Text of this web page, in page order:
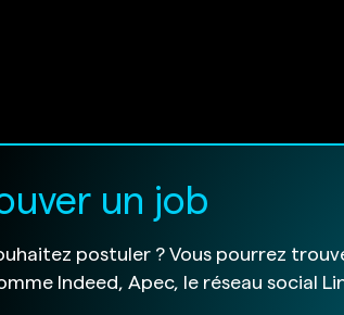
un job
postuler ? Vous pourrez
Indeed, Apec, le réseau social